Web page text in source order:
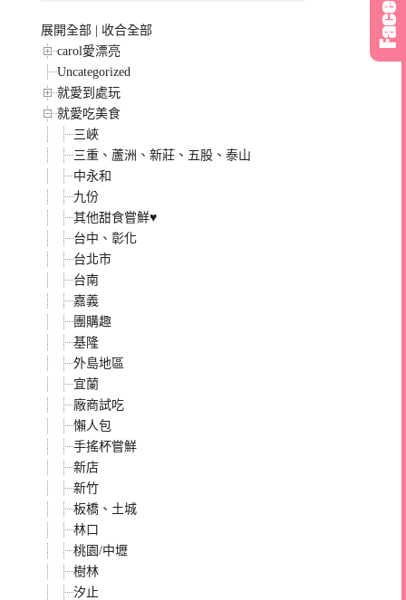
展開全部 | 收合全部
carol愛漂亮
Uncategorized
就愛到處玩
就愛吃美食
三峽
三重、蘆洲、新莊、五股、泰山
中永和
九份
其他甜食嘗鮮♥
台中、彰化
台北市
台南
嘉義
團購趣
基隆
外島地區
宜蘭
廠商試吃
懶人包
手搖杯嘗鮮
新店
新竹
板橋、土城
林口
桃園/中壢
樹林
汐止